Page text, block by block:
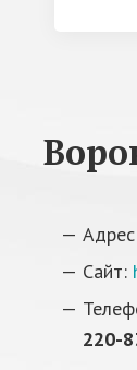
Сайт:
220-